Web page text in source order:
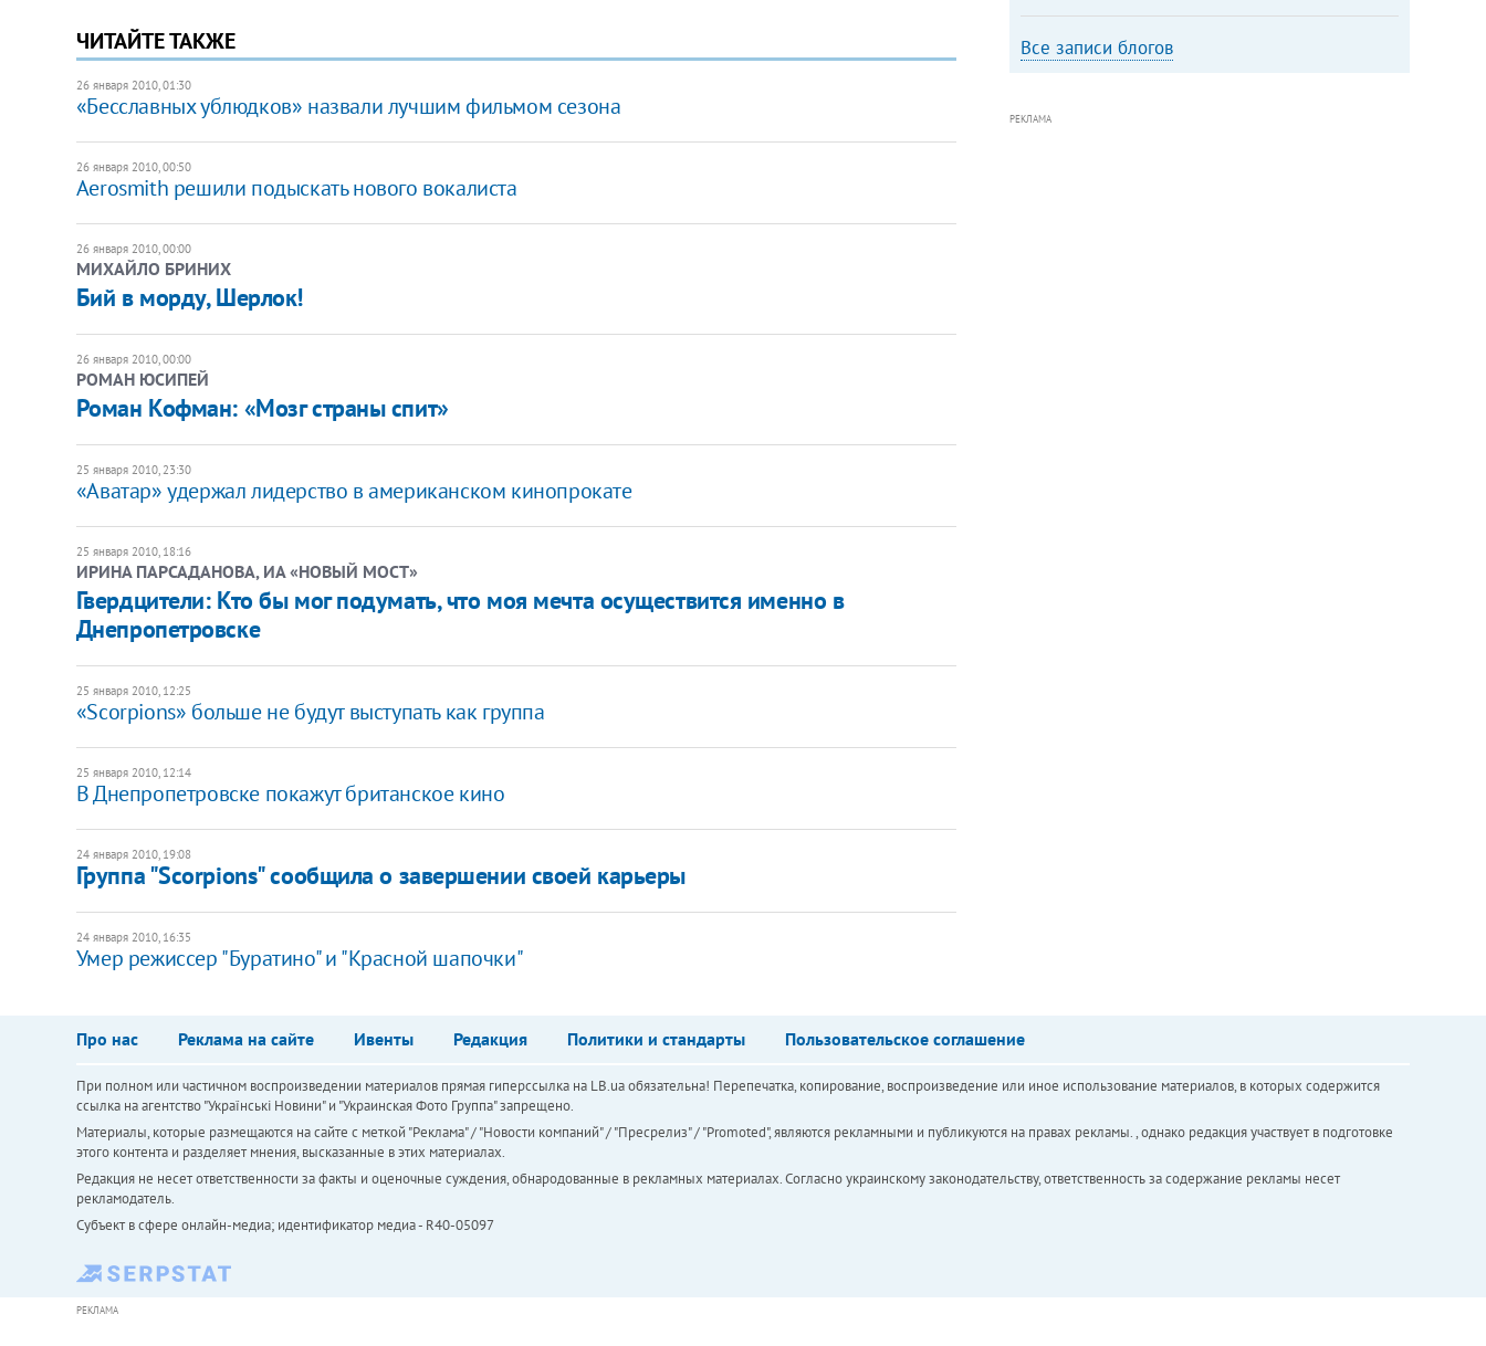
ЧИТАЙТЕ ТАКЖЕ
26 января 2010, 01:30
«Бесславных ублюдков» назвали лучшим фильмом сезона
26 января 2010, 00:50
Aerosmith решили подыскать нового вокалиста
26 января 2010, 00:00
МИХАЙЛО БРИНИХ
Бий в морду, Шерлок!
26 января 2010, 00:00
РОМАН ЮСИПЕЙ
Роман Кофман: «Мозг страны спит»
25 января 2010, 23:30
«Аватар» удержал лидерство в американском кинопрокате
25 января 2010, 18:16
ИРИНА ПАРСАДАНОВА, ИА «НОВЫЙ МОСТ»
Гвердцители: Кто бы мог подумать, что моя мечта осуществится именно в
Днепропетровске
25 января 2010, 12:25
«Scorpions» больше не будут выступать как группа
25 января 2010, 12:14
В Днепропетровске покажут британское кино
24 января 2010, 19:08
Группа "Scorpions" сообщила о завершении своей карьеры
24 января 2010, 16:35
Умер режиссер "Буратино" и "Красной шапочки"
Все записи блогов
РЕКЛАМА
Про нас Реклама на сайте Ивенты Редакция Политики и стандарты Пользовательское соглашение
При полном или частичном воспроизведении материалов прямая гиперссылка на LB.ua обязательна! Перепечатка, копирование, воспроизведение или иное использование материалов, в которых содержится
ссылка на агентство "Українськi Новини" и "Украинская Фото Группа" запрещено.
Материалы, которые размещаются на сайте с меткой "Реклама" / "Новости компаний" / "Пресрелиз" / "Promoted", являются рекламными и публикуются на правах рекламы. , однако редакция участвует в подготовке
этого контента и разделяет мнения, высказанные в этих материалах.
Редакция не несет ответственности за факты и оценочные суждения, обнародованные в рекламных материалах. Согласно украинскому законодательству, ответственность за содержание рекламы несет
рекламодатель.
Субъект в сфере онлайн-медиа; идентификатор медиа - R40-05097
РЕКЛАМА